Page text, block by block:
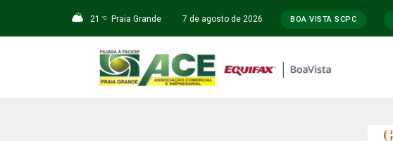
21 °C Praia Grande 7 de agosto de 2026 BOA VISTA SCPC